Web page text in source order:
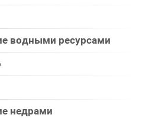
водными ресурсами
недрами